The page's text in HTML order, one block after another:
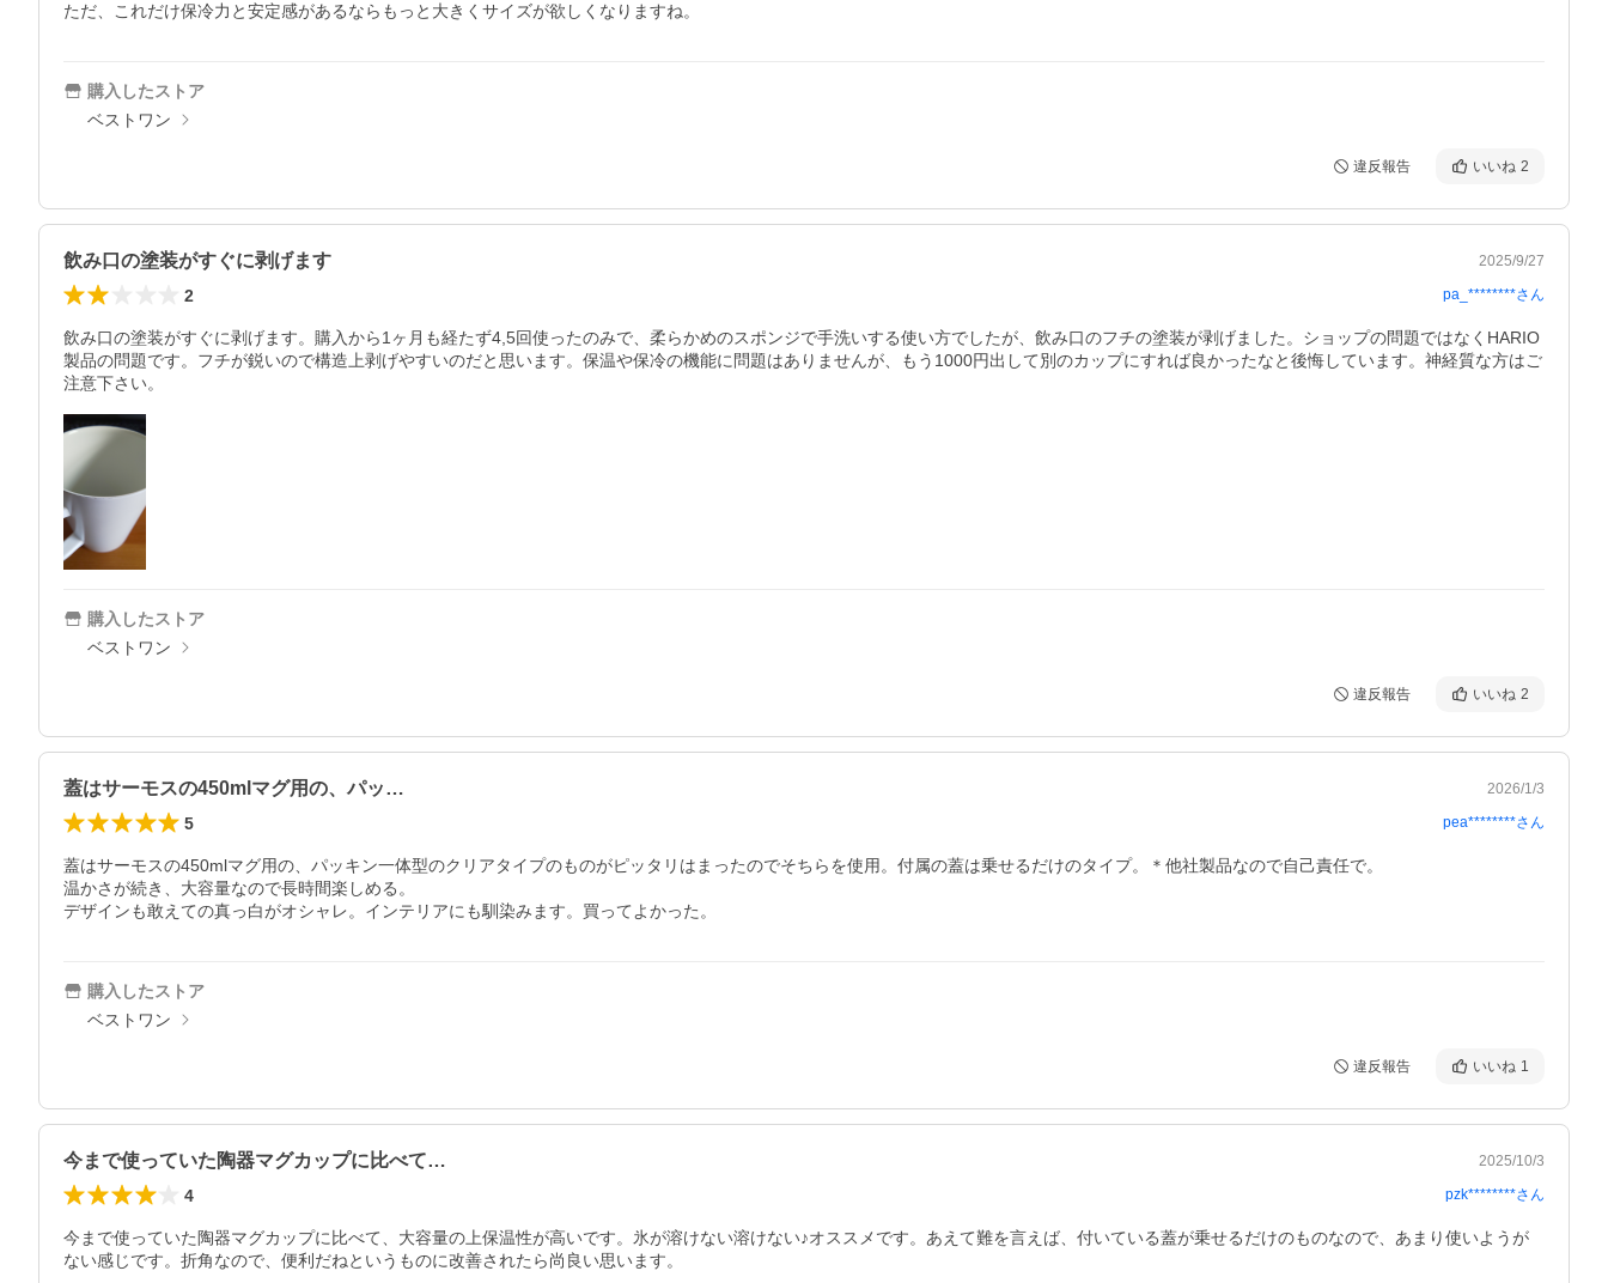
ただ、これだけ保冷力と安定感があるならもっと大きくサイズが欲しくなりますね。
購入したストア
ベストワン
違反報告 いいね 2
飲み口の塗装がすぐに剥げます 2025/9/27
2 pa_********さん
飲み口の塗装がすぐに剥げます。購入から1ヶ月も経たず4,5回使ったのみで、柔らかめのスポンジで手洗いする使い方でしたが、飲み口のフチの塗装が剥げました。ショップの問題ではなくHARIO
製品の問題です。フチが鋭いので構造上剥げやすいのだと思います。保温や保冷の機能に問題はありませんが、もう1000円出して別のカップにすれば良かったなと後悔しています。神経質な方はご
注意下さい。
購入したストア
ベストワン
違反報告 いいね 2
蓋はサーモスの450mlマグ用の、パッ… 2026/1/3
5 pea********さん
蓋はサーモスの450mlマグ用の、パッキン一体型のクリアタイプのものがピッタリはまったのでそちらを使用。付属の蓋は乗せるだけのタイプ。＊他社製品なので自己責任で。
温かさが続き、大容量なので長時間楽しめる。
デザインも敢えての真っ白がオシャレ。インテリアにも馴染みます。買ってよかった。
購入したストア
ベストワン
違反報告 いいね 1
今まで使っていた陶器マグカップに比べて… 2025/10/3
4 pzk********さん
今まで使っていた陶器マグカップに比べて、大容量の上保温性が高いです。氷が溶けない溶けない♪オススメです。あえて難を言えば、付いている蓋が乗せるだけのものなので、あまり使いようが
ない感じです。折角なので、便利だねというものに改善されたら尚良い思います。